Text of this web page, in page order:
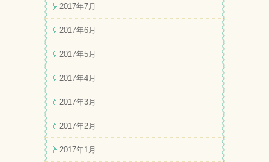
2017年7月
2017年6月
2017年5月
2017年4月
2017年3月
2017年2月
2017年1月